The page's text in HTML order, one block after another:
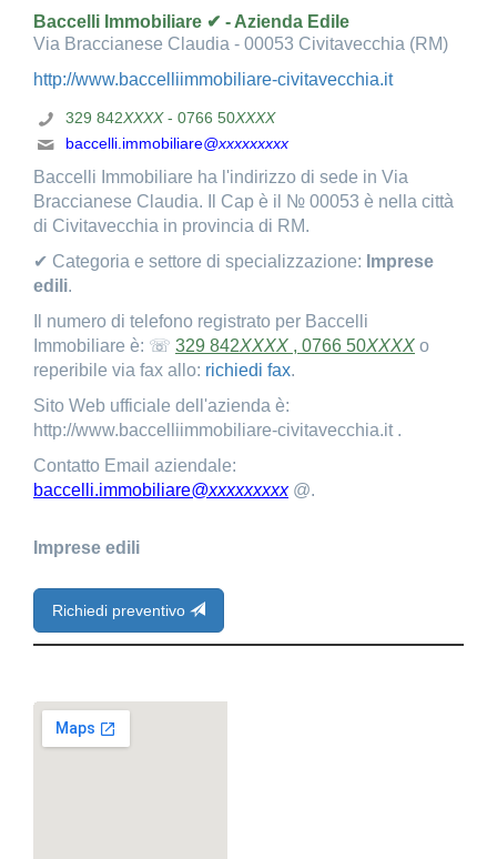
Baccelli Immobiliare ✔ - Azienda Edile
Via Braccianese Claudia - 00053 Civitavecchia (RM)
http://www.baccelliimmobiliare-civitavecchia.it
329 842XXXX- 0766 50XXXX
baccelli.immobiliare@xxxxxxxxx
Baccelli Immobiliare ha l'indirizzo di sede in Via
Braccianese Claudia. Il Cap è il № 00053 è nella città
di Civitavecchia in provincia di RM.
✔ Categoria e settore di specializzazione: Imprese
edili.
Il numero di telefono registrato per Baccelli
Immobiliare è: ☏ 329 842XXXX , 0766 50XXXX o
reperibile via fax allo: richiedi fax.
Sito Web ufficiale dell'azienda è:
http://www.baccelliimmobiliare-civitavecchia.it .
Contatto Email aziendale:
baccelli.immobiliare@xxxxxxxxx@.
Imprese edili
Richiedi preventivo